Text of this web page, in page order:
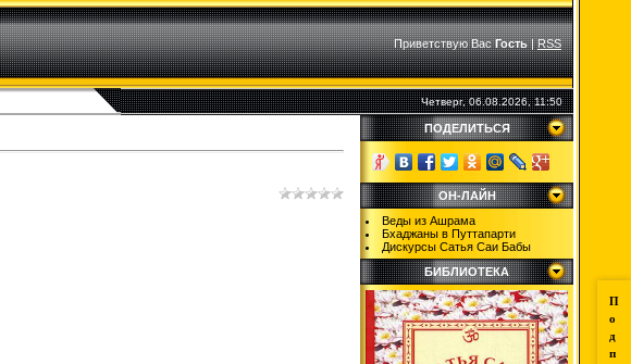
Приветствую Вас Гость|RSS
Четверг, 06.08.2026, 11:50
П
о
д
п
ПОДЕЛИТЬСЯ
ОН-ЛАЙН
Веды из Ашрама
Бхаджаны в Путтапарти
Дискурсы Сатья Саи Бабы
БИБЛИОТЕКА